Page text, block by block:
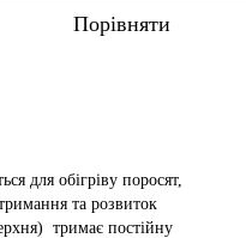
Порівняти
для обігріву поросят,
та розвиток
тримає постійну